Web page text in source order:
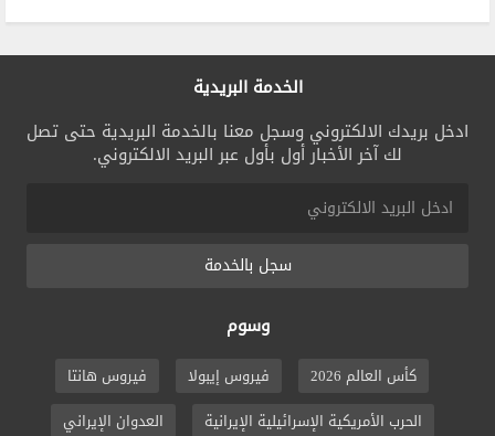
الخدمة البريدية
ادخل بريدك الالكتروني وسجل معنا بالخدمة البريدية حتى تصل
لك آخر الأخبار أول بأول عبر البريد الالكتروني.
سجل بالخدمة
وسوم
كأس العالم 2026 فيروس إيبولا
فيروس هانتا
الحرب الأمريكية الإسرائيلية الإيرانية
العدوان الإيراني